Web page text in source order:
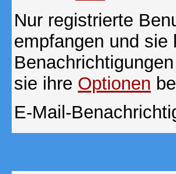
Nur registrierte
empfangen und
sie ihre Optionen
E-Mail-